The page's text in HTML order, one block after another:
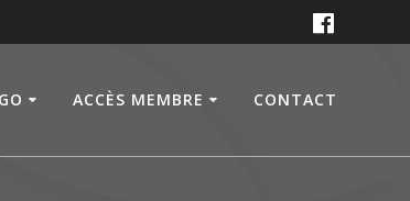
ACCÈS MEMBRE CONTACT